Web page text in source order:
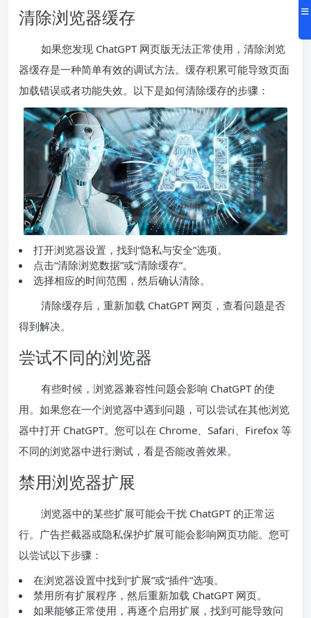
清除浏览器缓存
如果您发现 ChatGPT 网页版无法正常使用，清除浏览
器缓存是一种简单有效的调试方法。缓存积累可能导致页面
加载错误或者功能失效。以下是如何清除缓存的步骤：
打开浏览器设置，找到“隐私与安全”选项。
点击“清除浏览数据”或“清除缓存”。
选择相应的时间范围，然后确认清除。
清除缓存后，重新加载 ChatGPT 网页，查看问题是否
得到解决。
尝试不同的浏览器
有些时候，浏览器兼容性问题会影响 ChatGPT 的使
用。如果您在一个浏览器中遇到问题，可以尝试在其他浏览
器中打开 ChatGPT。您可以在 Chrome、Safari、Firefox 等
不同的浏览器中进行测试，看是否能改善效果。
禁用浏览器扩展
浏览器中的某些扩展可能会干扰 ChatGPT 的正常运
行。广告拦截器或隐私保护扩展可能会影响网页功能。您可
以尝试以下步骤：
在浏览器设置中找到“扩展”或“插件”选项。
禁用所有扩展程序，然后重新加载 ChatGPT 网页。
如果能够正常使用，再逐个启用扩展，找到可能导致问